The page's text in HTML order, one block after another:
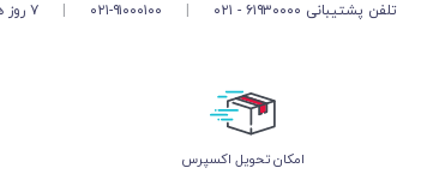
تلفن پشتیبانی ۶۱۹۳۰۰۰۰ - ۰۲۱ ۰۲۱-۹۱۰۰۰۱۰۰ ۷ روز هفته، ۲۴ ساعته پاسخگوی شما هستیم
اﻣﮑﺎن ﺗﺤﻮﯾﻞ اﮐﺴﭙﺮس